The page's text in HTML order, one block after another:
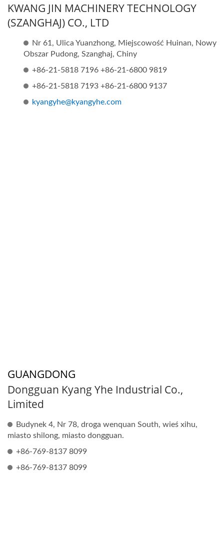
KWANG JIN MACHINERY TECHNOLOGY
(SZANGHAJ) CO., LTD
Nr 61, Ulica Yuanzhong, Miejscowość Huinan, Nowy
Obszar Pudong, Szanghaj, Chiny
+86-21-5818 7196 +86-21-6800 9819
+86-21-5818 7193 +86-21-6800 9137
kyangyhe@kyangyhe.com
GUANGDONG
Dongguan Kyang Yhe Industrial Co.,
Limited
Budynek 4, Nr 78, droga wenquan South, wieś xihu,
miasto shilong, miasto dongguan.
+86-769-8137 8099
+86-769-8137 8099